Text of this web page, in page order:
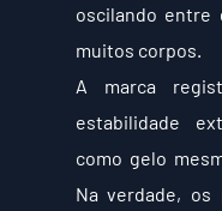
oscilando entre
muitos corpos.
A marca
estabilidade
como gelo
Na verdade, os